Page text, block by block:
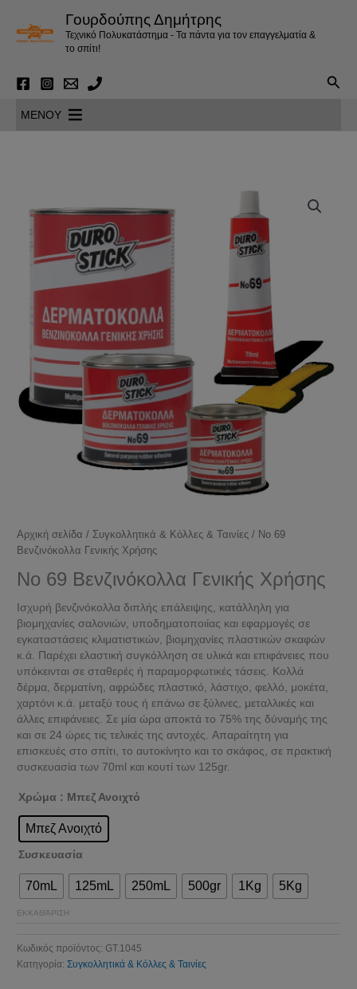
περιεχόμενο
Γουρδούπης Δημήτρης
Τεχνικό Πολυκατάστημα - Τα πάντα για τον επαγγελματία &
το σπίτι!
MENOY
Αρχική σελίδα / Συγκολλητικά & Κόλλες & Ταινίες / Νο 69
Βενζινόκολλα Γενικής Χρήσης
Νο 69 Βενζινόκολλα Γενικής Χρήσης
Ισχυρή βενζινόκολλα διπλής επάλειψης, κατάλληλη για
βιομηχανίες σαλονιών, υποδηματοποιίας και εφαρμογές σε
εγκαταστάσεις κλιματιστικών, βιομηχανίες πλαστικών σκαφών
κ.ά. Πα­ρέχει ελαστική συγκόλληση σε υλι­κά και επιφάνειες που
υπόκεινται σε σταθερές ή παραμορφωτικές τάσεις. Κολλά
δέρμα, δερματίνη, αφρώδες πλαστικό, λάστιχο, φελλό, μοκέτα,
χαρτόνι κ.ά. μεταξύ τους ή επάνω σε ξύλινες, μεταλλικές και
άλλες επιφάνειες. Σε μία ώρα αποκτά το 75% της δύναμής της
και σε 24 ώρες τις τελικές της αντοχές. Aπαραίτητη για
επισκευές στο σπίτι, το αυτοκίνητο και το σκάφος, σε πρακτική
συσκευασία των 70ml και κουτί των 125gr.
Χρώμα : Μπεζ Ανοιχτό
Μπεζ Ανοιχτό
Συσκευασία
70mL 125mL 250mL 500gr 1Kg 5Kg
ΕΚΚΑΘΆΡΙΣΗ
Κωδικός προϊόντος: GT.1045
Κατηγορία:Συγκολλητικά & Κόλλες & Ταινίες